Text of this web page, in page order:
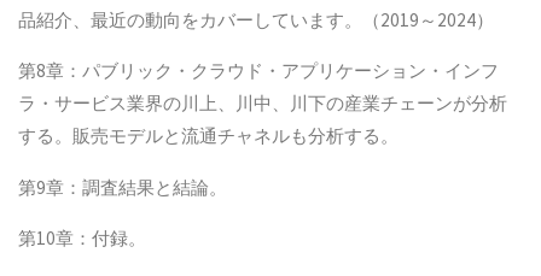
品紹介、最近の動向をカバーしています。（2019～2024）
第8章：パブリック・クラウド・アプリケーション・インフ
ラ・サービス業界の川上、川中、川下の産業チェーンが分析
する。販売モデルと流通チャネルも分析する。
第9章：調査結果と結論。
第10章：付録。